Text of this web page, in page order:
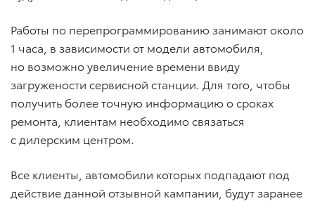
Работы по перепрограммированию занимают около
1 часа, в зависимости от модели автомобиля,
но возможно увеличение времени ввиду
загружености сервисной станции. Для того, чтобы
получить более точную информацию о сроках
ремонта, клиентам необходимо связаться
с дилерским центром.
Все клиенты, автомобили которых подпадают под
действие данной отзывной кампании, будут заранее